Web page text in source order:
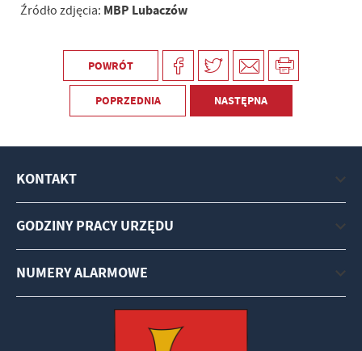
Źródło zdjęcia: MBP Lubaczów
POWRÓT
POPRZEDNIA NASTĘPNA
KONTAKT
GODZINY PRACY URZĘDU
NUMERY ALARMOWE